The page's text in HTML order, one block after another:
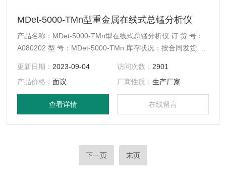
MDet-5000-TMn型重金属在线式总锰分析仪
产品名称：MDet-5000-TMn型在线式总锰分析仪 订 货 号：
A080202 型 号：MDet-5000-TMn 库存状况：按合同发货 配
更新日期： 2023-09-04 访问次数： 2901
产品价格：面议 厂商性质： 生产厂家
查看详情 在线留言
下一页 末页